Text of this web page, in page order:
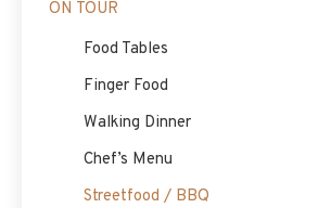
ON TOUR
Food Tables
Finger Food
Walking Dinner
Chef’s Menu
Streetfood / BBQ